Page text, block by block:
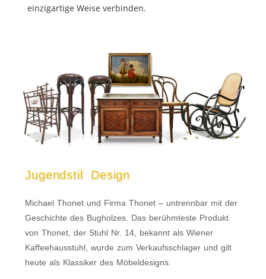
einzigartige Weise verbinden.
Jugendstil Design
Michael Thonet und Firma Thonet – untrennbar mit der
Geschichte des Bugholzes. Das berühmteste Produkt
von Thonet, der Stuhl Nr. 14, bekannt als Wiener
Kaffeehausstuhl, wurde zum Verkaufsschlager und gilt
heute als Klassiker des Möbeldesigns.